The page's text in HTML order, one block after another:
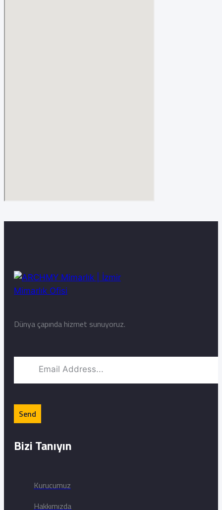
Dünya çapında hizmet sunuyoruz.
Bizi Tanıyın
Kurucumuz
Hakkımızda